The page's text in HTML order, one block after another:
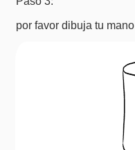
por favor dibuja tu mano